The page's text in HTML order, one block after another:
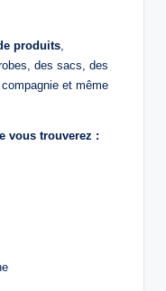
produits,
des sacs, des
et même
vous trouverez :